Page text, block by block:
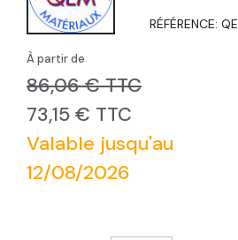
RÉFÉRENCE:
À partir de
86,06 € TTC
73,15 € TTC
Valable jusqu'au
12/08/2026